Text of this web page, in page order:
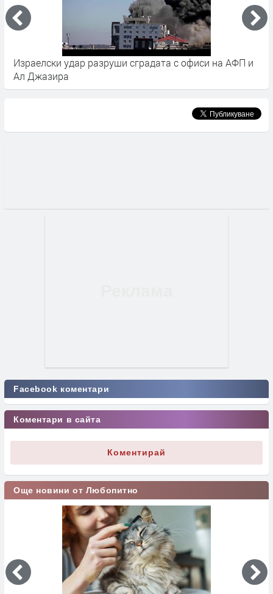
разруши сградата с офиси на АФП и
Бойко Борисов:
Facebook коментари
Коментари в сайта
Коментирай
Още новини от Любопитно